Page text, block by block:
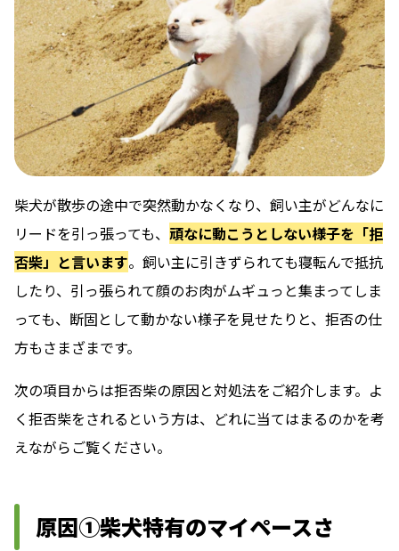
柴犬が散歩の途中で突然動かなくなり、飼い主がどんなに
リードを引っ張っても、 頑なに動こうとしない様子を「拒
否柴」と言います。飼い主に引きずられても寝転んで抵抗
したり、引っ張られて顔のお肉がムギュっと集まってしま
っても、断固として動かない様子を見せたりと、拒否の仕
方もさまざまです。
次の項目からは拒否柴の原因と対処法をご紹介します。よ
く拒否柴をされるという方は、どれに当てはまるのかを考
えながらご覧ください。
原因①柴犬特有のマイペースさ